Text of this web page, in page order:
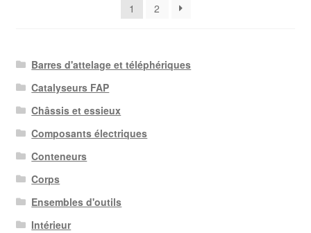
récent
1 2
Barres d'attelage et téléphériques
Catalyseurs FAP
Châssis et essieux
Composants électriques
Conteneurs
Corps
Ensembles d'outils
Intérieur